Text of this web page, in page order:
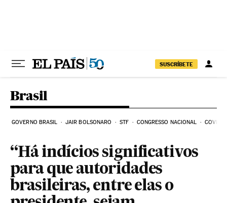
SUSCRÍBETE
Brasil
GOVERNO BRASIL JAIR BOLSONARO STF CONGRESSO NACIONAL COVID-
“Há indícios significativos
para que autoridades
brasileiras, entre elas o